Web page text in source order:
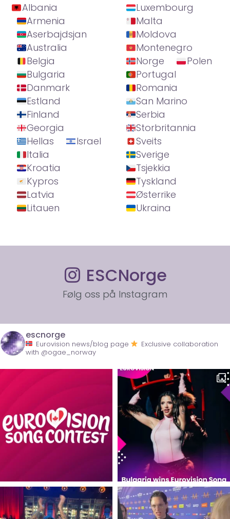
Albania
Armenia
Aserbajdsjan
Australia
Belgia
Bulgaria
Danmark
Estland
Finland
Georgia
Hellas
Israel
Italia
Kroatia
Kypros
Latvia
Litauen
Luxembourg
Malta
Moldova
Montenegro
Norge
Polen
Portugal
Romania
San Marino
Serbia
Storbritannia
Sveits
Sverige
Tsjekkia
Tyskland
Østerrike
Ukraina
ESCNorge
Følg oss på Instagram
escnorge
Eurovision news/blog page
Exclusive collaboration
with @ogae_norway